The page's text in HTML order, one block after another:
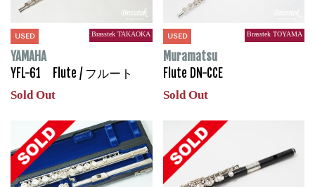
USED Brasstek TAKAOKA
YAMAHA
YFL-61 Flute / フルート
Sold Out
USED Brasstek TOYAMA
Muramatsu
Flute DN-CCE
Sold Out